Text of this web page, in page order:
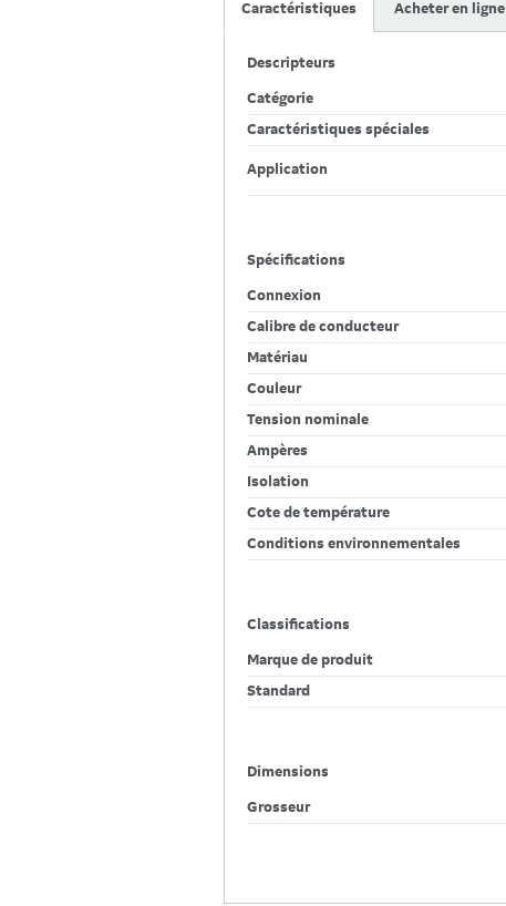
Caractéristiques Acheter en ligne
Descripteurs
Catégorie
Caractéristiques spéciales
Application
Spécifications
Connexion
Calibre de conducteur
Matériau
Couleur
Tension nominale
Ampères
Isolation
Cote de température
Conditions environnementales
Classifications
Marque de produit
Standard
Dimensions
Grosseur